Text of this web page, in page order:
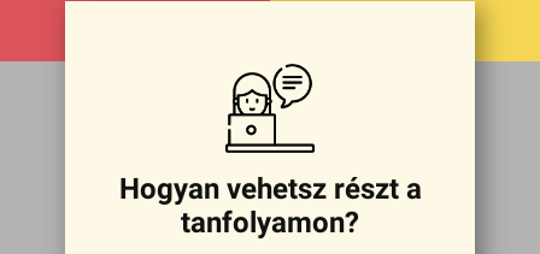
Hogyan vehetsz részt a
tanfolyamon?